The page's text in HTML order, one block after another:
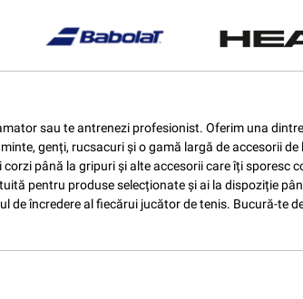
sau te antrenezi profesionist. Oferim una
genți, rucsacuri și o gamă largă de accesorii
până la gripuri și alte accesorii care îți sporesc
pentru produse selecționate și ai la dispoziție
încredere al fiecărui jucător de tenis. Bucură-te